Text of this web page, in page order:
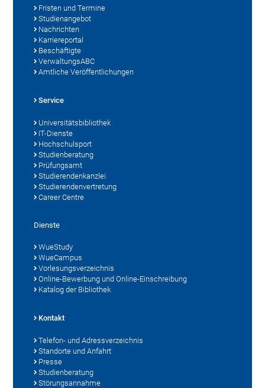
Fristen und Termine
Studienangebot
Nachrichten
Karriereportal
Beschäftigte
VerwaltungsABC
Amtliche Veröffentlichungen
Service
Universitätsbibliothek
IT-Dienste
Hochschulsport
Studienberatung
Prüfungsamt
Studierendenkanzlei
Studierendenvertretung
Career Centre
Dienste
WueStudy
WueCampus
Vorlesungsverzeichnis
Online-Bewerbung und Online-Einschreibung
Katalog der Bibliothek
Kontakt
Telefon- und Adressverzeichnis
Standorte und Anfahrt
Presse
Studienberatung
Störungsannahme